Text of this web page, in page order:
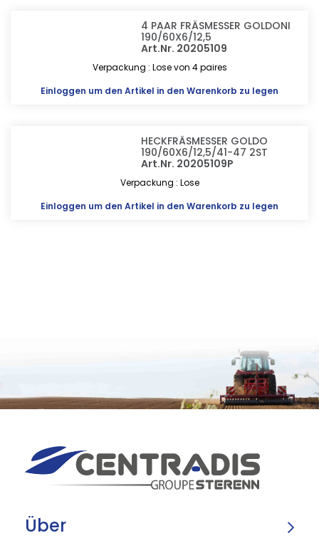
4 PAAR FRÄSMESSER GOLDONI
190/60X6/12,5
Art.Nr. 20205109
Verpackung : Lose von 4 paires
Einloggen um den Artikel in den Warenkorb zu legen
HECKFRÄSMESSER GOLDO
190/60X6/12,5/41-47 2ST
Art.Nr. 20205109P
Verpackung : Lose
Einloggen um den Artikel in den Warenkorb zu legen
Über